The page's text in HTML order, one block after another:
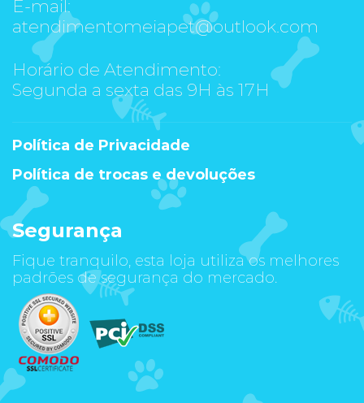
E-mail:
atendimentomeiapet@outlook.com
Horário de Atendimento:
Segunda a sexta das 9H às 17H
Política de Privacidade
Política de trocas e devoluções
Segurança
Fique tranquilo, esta loja utiliza os melhores
padrões de segurança do mercado.